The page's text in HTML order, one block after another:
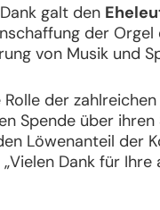
galt den
der
von Musik und
der
Spende über
Löwenanteil der
Dank für